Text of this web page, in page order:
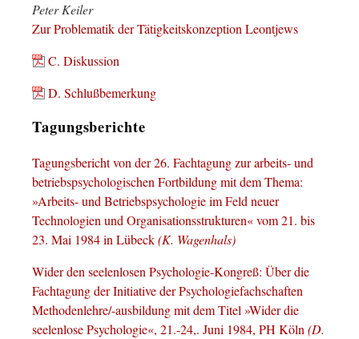
Peter Keiler
Zur Problematik der Tätigkeitskonzeption Leontjews
C. Diskussion
D. Schlußbemerkung
Tagungsberichte
Tagungsbericht von der 26. Fachtagung zur arbeits- und
betriebspsychologischen Fortbildung mit dem Thema:
»Arbeits- und Betriebspsychologie im Feld neuer
Technologien und Organisationsstrukturen« vom 21. bis
23. Mai 1984 in Lübeck(K. Wagenhals)
Wider den seelenlosen Psychologie-Kongreß: Über die
Fachtagung der Initiative der Psychologiefachschaften
Methodenlehre/-ausbildung mit dem Titel »Wider die
seelenlose Psychologie«, 21.-24,. Juni 1984, PH Köln (D.